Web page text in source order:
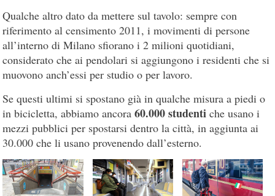
Qualche altro dato da mettere sul tavolo: sempre con
riferimento al censimento 2011, i movimenti di persone
all’interno di Milano sfiorano i 2 milioni quotidiani,
considerato che ai pendolari si aggiungono i residenti che si
muovono anch’essi per studio o per lavoro.
Se questi ultimi si spostano già in qualche misura a piedi o
in bicicletta, abbiamo ancora60.000 studenti che usano i
mezzi pubblici per spostarsi dentro la città, in aggiunta ai
30.000 che li usano provenendo dall’esterno.